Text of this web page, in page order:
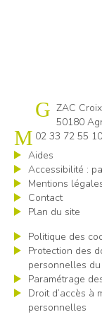
Cap emploi 50
ZAC
50180
02 33 72 55 10
Aides
Accessibilité :
Mentions
Contact
Plan du site
Politique des
Protection des
personnelles
Paramétrage
Droit d’accès à
personnelles